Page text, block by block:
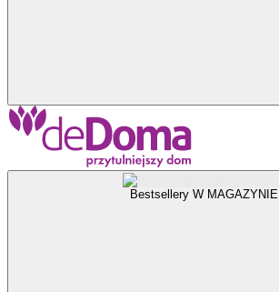
Bestsellery W MAGAZYNIE